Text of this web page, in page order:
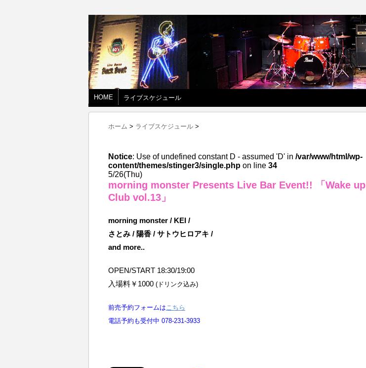
HOME ライブスケジュール
ホーム > ライブスケジュール >
Notice: Use of undefined constant D - assumed 'D' in /var/www/html/wp-
content/themes/stinger3/single.php on line 34
5/26(Thu)
morning monster Presents Live Bar Event!! 「Wake up
Club vol.13」
morning monster / KEI /
さとみ / 陽香 / サトウヒロアキ /
and more..
OPEN/START 18:30/19:00
入場料￥1000 (ドリンク込み)
前売予約フォームはこちら
電話予約も受付中 078-231-3933